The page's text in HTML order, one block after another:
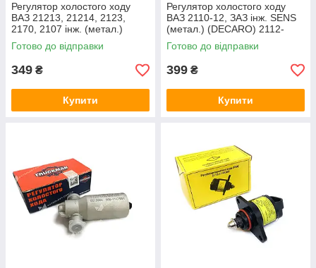
Регулятор холостого ходу
ВАЗ 21213, 21214, 2123,
2170, 2107 інж. (метал.)
(DECARO) 21203-1148300-02
Готово до відправки
349 ₴
Купити
Регулятор холостого ходу
ВАЗ 2110-12, ЗАЗ інж. SENS
(метал.) (DECARO) 2112-
1148300
Готово до відправки
399 ₴
Купити